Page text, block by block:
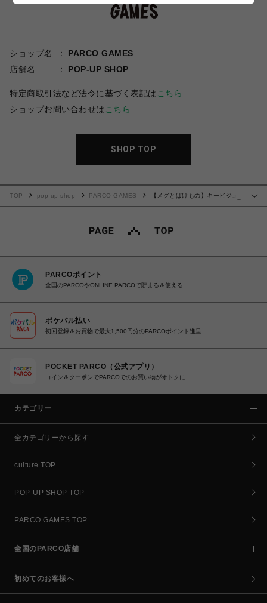
ショップ名
PARCO GAMES
店舗名
POP-UP SHOP
特定商取引法など法令に基づく表記は こちら
ショップお問い合わせは こちら
SHOP TOP
…
TOP pop-up-shop PARCO GAMES
【メグとばけもの】キービジュ
PARCOポイント
全国のPARCOやONLINE PARCOで貯まる＆使える
ポケパル払い
初回登録＆お買物で最大1,500円分のPARCOポイント進呈
POCKET PARCO（公式アプリ）
コイン＆クーポンでPARCOでのお買い物がオトクに
カテゴリー
全カテゴリーから探す
culture TOP
POP-UP SHOP TOP
PARCO GAMES TOP
全国のPARCO店舗
初めてのお客様へ